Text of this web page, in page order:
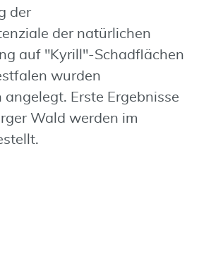
der
der natürlichen
auf "Kyrill"-Schadflächen
wurden
Erste Ergebnisse
Wald werden im